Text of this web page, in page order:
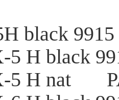
black 9915
H black
5 H nat